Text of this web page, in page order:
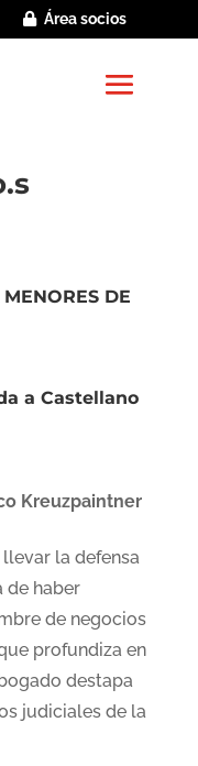
Área socios
DE
a Castellano
Kreuzpaintner
llevar la defensa
de haber
de negocios
profundiza en
destapa
judiciales de la